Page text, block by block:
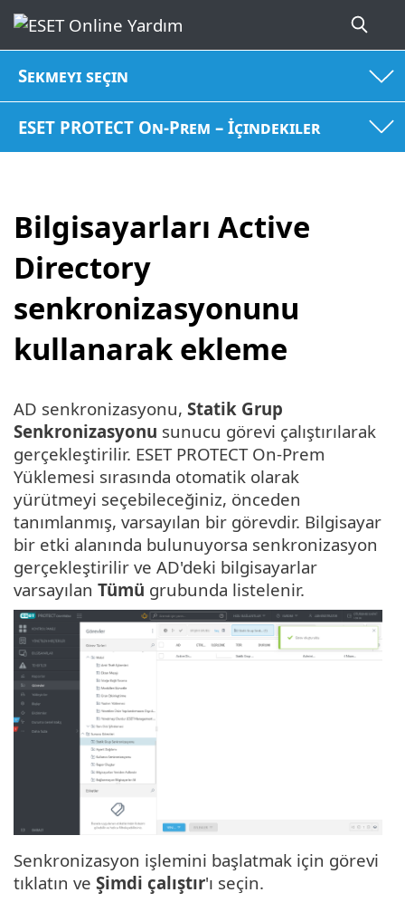
Sekmeyi seçin
ESET PROTECT On-Prem – İçindekiler
Bilgisayarları Active
Directory
senkronizasyonunu
kullanarak ekleme
AD senkronizasyonu, Statik Grup
Senkronizasyonu sunucu görevi çalıştırılarak
gerçekleştirilir. ESET PROTECT On-Prem
Yüklemesi sırasında otomatik olarak
yürütmeyi seçebileceğiniz, önceden
tanımlanmış, varsayılan bir görevdir. Bilgisayar
bir etki alanında bulunuyorsa senkronizasyon
gerçekleştirilir ve AD'deki bilgisayarlar
varsayılan Tümü grubunda listelenir.
Senkronizasyon işlemini başlatmak için görevi
tıklatın ve Şimdi çalıştır'ı seçin.